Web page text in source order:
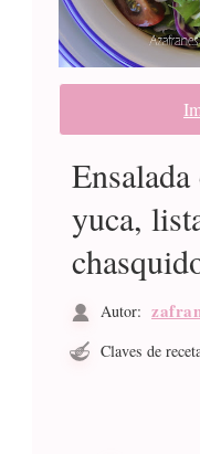
yuca,
Autor:
Claves de